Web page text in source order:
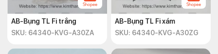
AB-Bụng TL Fi trắng
SKU: 64340-KVG-A30ZA
AB-Bụng TL Fi xám
SKU: 64340-KVG-A30ZG